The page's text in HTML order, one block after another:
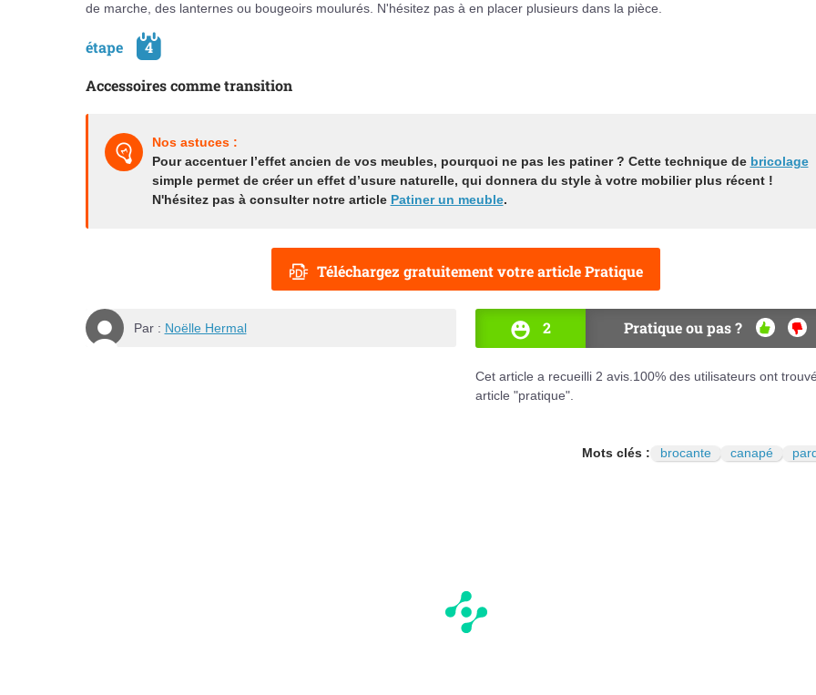
de marche, des lanternes ou bougeoirs moulurés. N'hésitez pas à en placer plusieurs dans la pièce.
étape
4
Accessoires comme transition
Nos astuces :
Pour accentuer l’effet ancien de vos meubles, pourquoi ne pas les patiner ? Cette technique de bricolage
simple permet de créer un effet d’usure naturelle, qui donnera du style à votre mobilier plus récent !
N'hésitez pas à consulter notre article Patiner un meuble.
Téléchargez gratuitement votre article Pratique
Par : Noëlle Hermal 2 Pratique ou pas ?
OUI NON
Cet article a recueilli 2 avis. 100% des utilisateurs ont
article "pratique".
Mots clés : brocante canapé